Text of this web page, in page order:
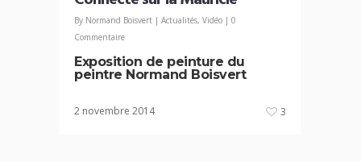
By Normand Boisvert | Actualités, Vidéo | 0
Commentaire
Exposition de peinture du
peintre Normand Boisvert
2 novembre 2014 3